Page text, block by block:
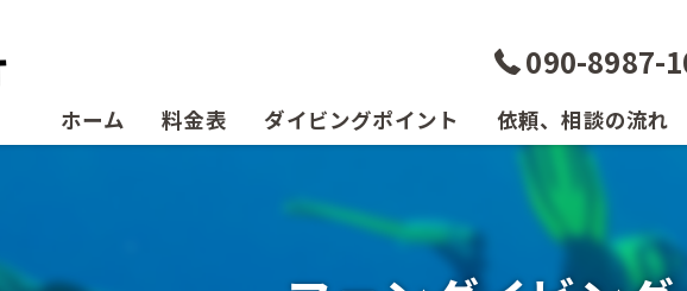
090-8987-
ホーム 料金表 ダイビングポイント 依頼、相談の流れ